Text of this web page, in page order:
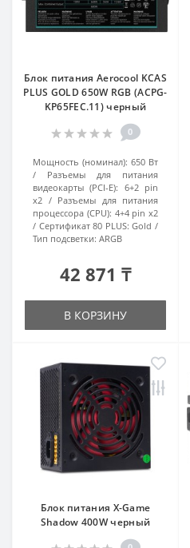
Блок питания Aerocool KCAS
PLUS GOLD 650W RGB (ACPG-
KP65FEC.11) черный
0
Мощность (номинал): 650 Вт
Разъемы для питания
видеокарты (PCI-E): 6+2 pin
x2
Разъемы для питания
процессора (CPU): 4+4 pin x2
Сертификат 80 PLUS: Gold
Тип подсветки: ARGB
42 871 ₸
В КОРЗИНУ
Блок питания X-Game
Shadow 400W черный